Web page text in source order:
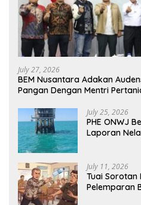
July 27, 2026
BEM Nusantara Adakan
Pangan Dengan Mentri
July 25, 2026
PHE ONWJ
Laporan
July 11, 2026
Tuai Sorotan
Pelemparan